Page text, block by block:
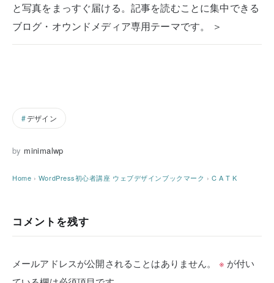
と写真をまっすぐ届ける。記事を読むことに集中できる
ブログ・オウンドメディア専用テーマです。 ＞
デザイン
by minimalwp
Home › WordPress初心者講座 ウェブデザインブックマーク › C A T K
コメントを残す
メールアドレスが公開されることはありません。 ※ が付い